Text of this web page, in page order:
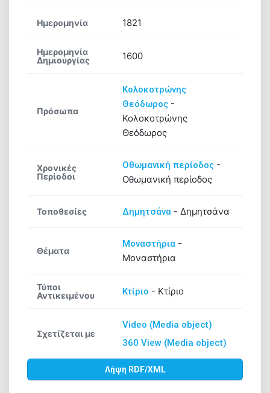
Ημερομηνία 1821
Ημερομηνία
Δημιουργίας
1600
Πρόσωπα
Κολοκοτρώνης
Θεόδωρος -
Κολοκοτρώνης
Θεόδωρος
Χρονικές
Περίοδοι
Οθωμανική περίοδος -
Οθωμανική περίοδος
Τοποθεσίες Δημητσάνα - Δημητσάνα
Θέματα
Μοναστήρια -
Μοναστήρια
Τύποι
Αντικειμένου
Κτίριο - Κτίριο
Σχετίζεται με
Video (Media object)
360 View (Media object)
Λήψη RDF/XML